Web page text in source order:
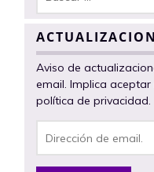
Aviso de
email. Implica aceptar
política de privacidad.
de